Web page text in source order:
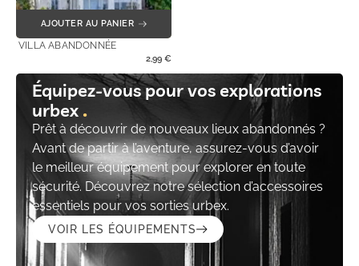
AJOUTER AU PANIER
VILLA ABANDONNÉE
2,99 €
Équipez-vous pour vos explorations
urbex
Prêt à découvrir de nouveaux lieux abandonnés ?
Avant de partir à l’aventure, assurez-vous d’avoir
le meilleur équipement pour explorer en toute
sécurité. Découvrez notre sélection d’accessoires
essentiels pour vos sorties urbex.
VOIR LES ÉQUIPEMENTS